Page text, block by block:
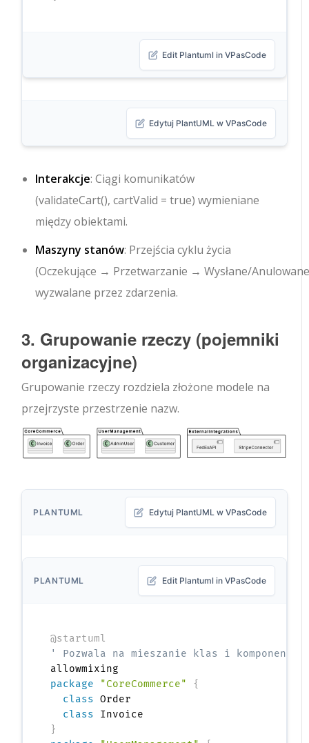
Edit Plantuml in VPasCode
Edytuj PlantUML w VPasCode
Interakcje: Ciągi komunikatów
(validateCart(),cartValid = true) wymieniane
między obiektami.
Maszyny stanów: Przejścia cyklu życia
(Oczekujące → Przetwarzanie →Wysłane/
wyzwalane przez zdarzenia.
3. Grupowanie rzeczy (pojemniki
organizacyjne)
Grupowanie rzeczy rozdziela złożone modele na
przejrzyste przestrzenie nazw.
PLANTUML Edytuj PlantUML w VPasCode
PLANTUML Edit Plantuml in VPasCode
@startuml
' Pozwala na mieszanie klas i komponentów
package
"CoreCommerce"
{
class Order
class
}